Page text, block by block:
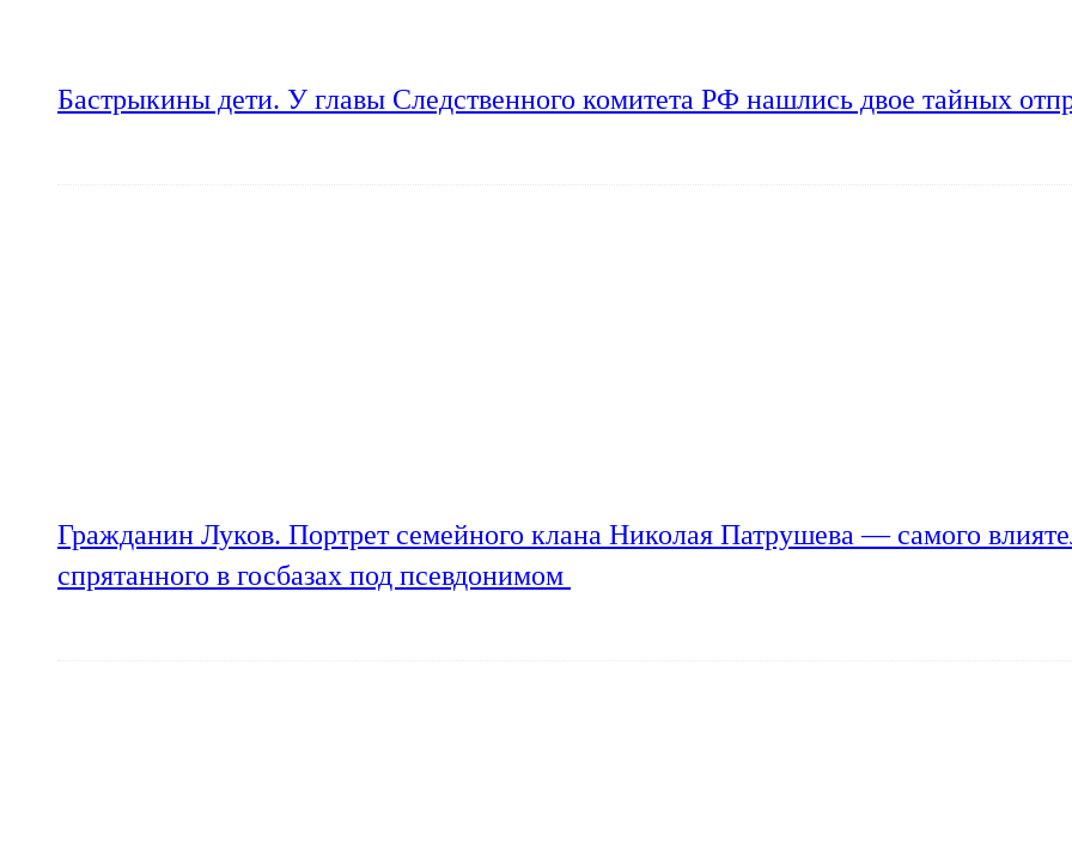
Бастрыкины дети. У главы Следственного комитета РФ нашлись двое тайных
Гражданин Луков. Портрет семейного клана Николая Патрушева — самого
спрятанного в госбазах под псевдонимом